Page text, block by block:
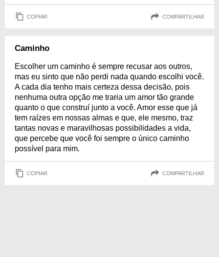
COPIAR COMPARTILHAR
Caminho
Escolher um caminho é sempre recusar aos outros,
mas eu sinto que não perdi nada quando escolhi você.
A cada dia tenho mais certeza dessa decisão, pois
nenhuma outra opção me traria um amor tão grande
quanto o que construí junto a você. Amor esse que já
tem raízes em nossas almas e que, ele mesmo, traz
tantas novas e maravilhosas possibilidades a vida,
que percebe que você foi sempre o único caminho
possível para mim.
COPIAR COMPARTILHAR